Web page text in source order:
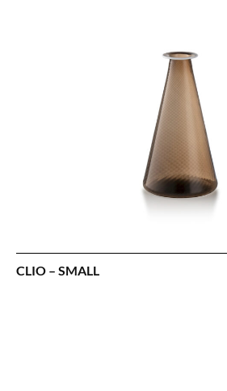
CLIO – SMALL